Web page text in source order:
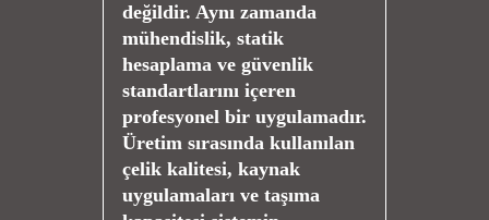
değildir. Aynı zamanda
mühendislik, statik
hesaplama ve güvenlik
standartlarını içeren
profesyonel bir uygulamadır.
Üretim sırasında kullanılan
çelik kalitesi, kaynak
uygulamaları ve taşıma